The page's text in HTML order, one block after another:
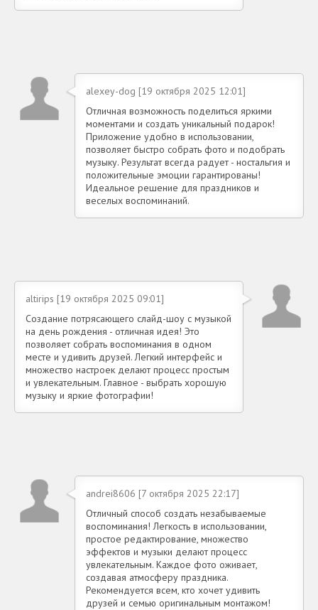
alexey-dog [19 октября 2025 12:01]
Отличная возможность поделиться яркими
моментами и создать уникальный подарок!
Приложение удобно в использовании,
позволяет быстро собрать фото и подобрать
музыку. Результат всегда радует - ностальгия и
положительные эмоции гарантированы!
Идеальное решение для праздников и
веселых воспоминаний.
altirips [19 октября 2025 09:01]
Создание потрясающего слайд-шоу с музыкой
на день рождения - отличная идея! Это
позволяет собрать воспоминания в одном
месте и удивить друзей. Легкий интерфейс и
множество настроек делают процесс простым
и увлекательным. Главное - выбрать хорошую
музыку и яркие фотографии!
andrei8606 [7 октября 2025 22:17]
Отличный способ создать незабываемые
воспоминания! Легкость в использовании,
простое редактирование, множество
эффектов и музыки делают процесс
увлекательным. Каждое фото оживает,
создавая атмосферу праздника.
Рекомендуется всем, кто хочет удивить
друзей и семью оригинальным монтажом!